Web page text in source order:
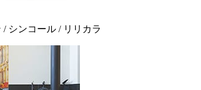
シンコール / リリカラ